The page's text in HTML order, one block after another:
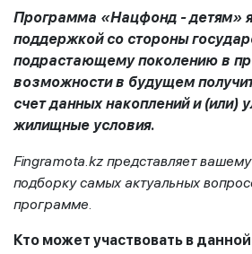
Программа «Нацфонд - детям»
поддержкой со стороны
подрастающему поколению в
возможности в будущем
счет данных накоплений и (или)
жилищные условия.
Fingramota.kz представляет
подборку самых актуальных
программе.
Кто может участвовать в